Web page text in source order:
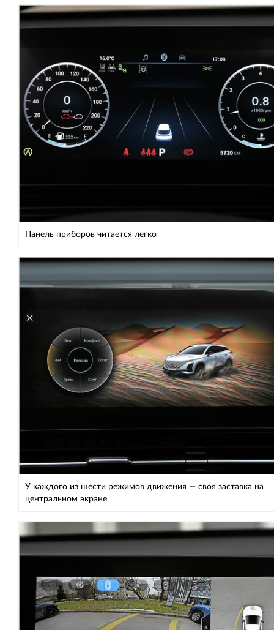
Панель приборов читается легко
У каждого из шести режимов движения — своя заставка на
центральном экране